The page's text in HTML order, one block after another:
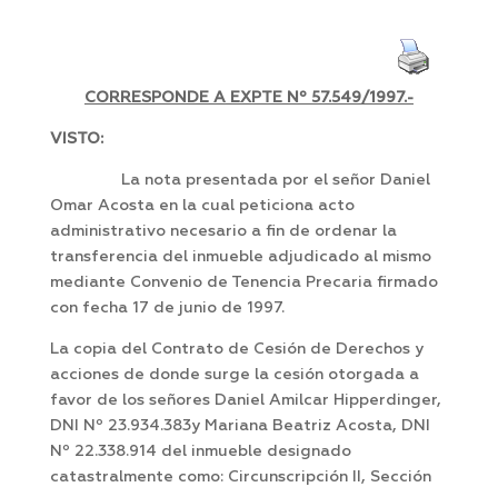
CORRESPONDE A EXPTE Nº 57.549/1997.-
VISTO:
La nota presentada por el señor Daniel
Omar Acosta en la cual peticiona acto
administrativo necesario a fin de ordenar la
transferencia del inmueble adjudicado al mismo
mediante Convenio de Tenencia Precaria firmado
con fecha 17 de junio de 1997.
La copia del Contrato de Cesión de Derechos y
acciones de donde surge la cesión otorgada a
favor de los señores Daniel Amilcar Hipperdinger,
DNI Nº 23.934.383y Mariana Beatriz Acosta, DNI
Nº 22.338.914 del inmueble designado
catastralmente como: Circunscripción II, Sección